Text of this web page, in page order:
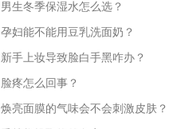
男生冬季保湿水怎么选？
孕妇能不能用豆乳洗面奶？
新手上妆导致脸白手黑咋办？
脸疼怎么回事？
焕亮面膜的气味会不会刺激皮肤？